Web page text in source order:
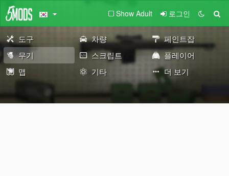
Show Adult 로그인
도구 차량
페인트잡
무기
스크립트
플레이어
맵
기타 더 보기